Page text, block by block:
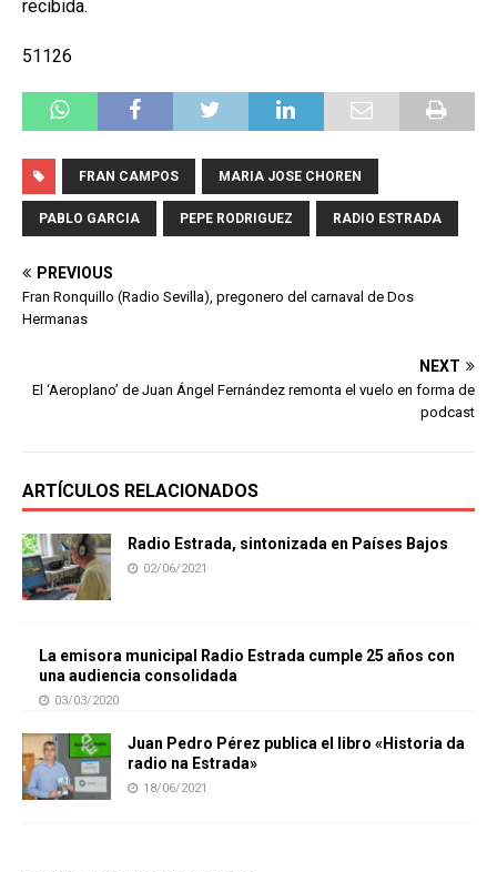
recibida.
51126
FRAN CAMPOS MARIA JOSE CHOREN
PABLO GARCIA PEPE RODRIGUEZ RADIO ESTRADA
PREVIOUS
Fran Ronquillo (Radio Sevilla), pregonero del carnaval de Dos
Hermanas
NEXT
El ‘Aeroplano’ de Juan Ángel Fernández remonta el vuelo en forma de
podcast
ARTÍCULOS RELACIONADOS
Radio Estrada, sintonizada en Países Bajos
02/06/2021
La emisora municipal Radio Estrada cumple 25 años con
una audiencia consolidada
03/03/2020
Juan Pedro Pérez publica el libro «Historia da
radio na Estrada»
18/06/2021